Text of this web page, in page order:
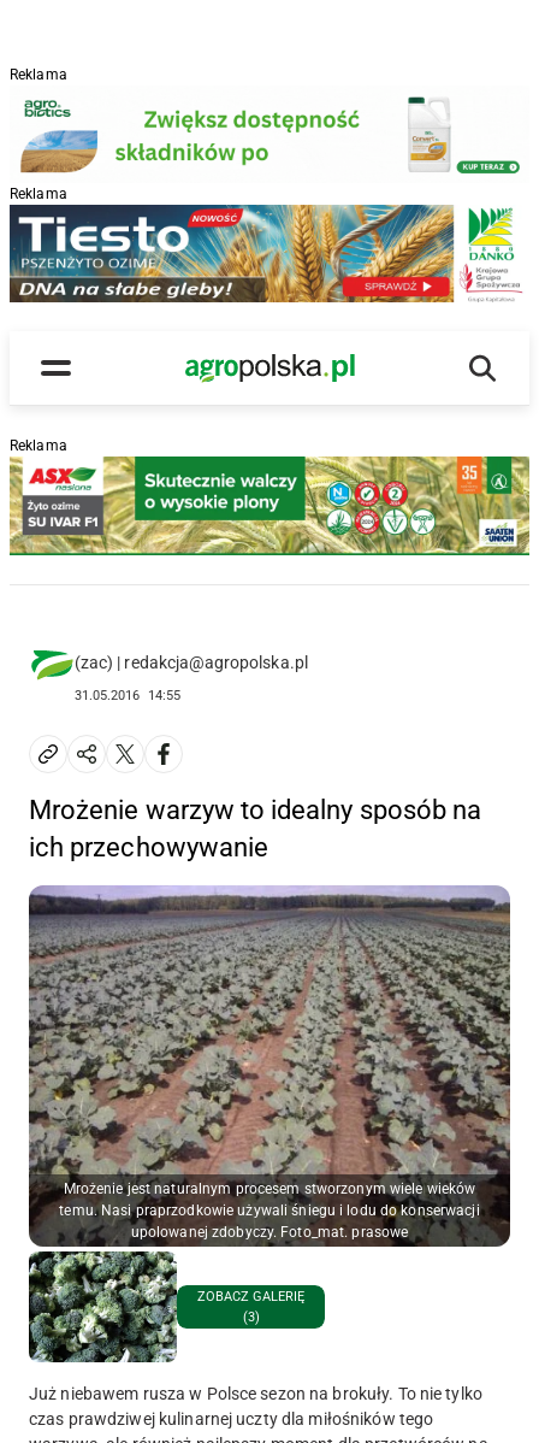
Reklama
Reklama
Menu
Main Logo
Reklama
(zac) | redakcja@agropolska.pl
31.05.2016 14:55
Mrożenie warzyw to idealny sposób na
ich przechowywanie
Mrożenie jest naturalnym procesem stworzonym wiele wieków
temu. Nasi praprzodkowie używali śniegu i lodu do konserwacji
upolowanej zdobyczy. Foto_mat. prasowe
ZOBACZ GALERIĘ
(3)
Już niebawem rusza w Polsce sezon na brokuły. To nie tylko
czas prawdziwej kulinarnej uczty dla miłośników tego